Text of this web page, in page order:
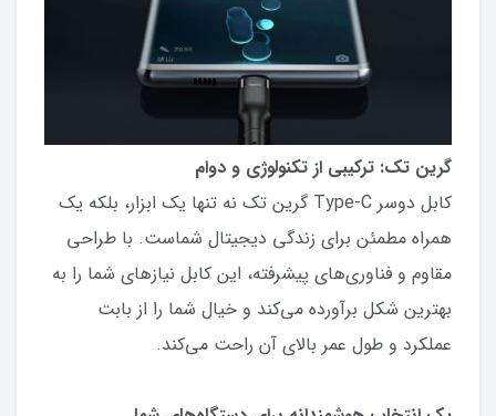
گرین تک: ترکیبی از تکنولوژی و دوام
کابل دوسر Type-C گرین تک نه تنها یک ابزار، بلکه یک
همراه مطمئن برای زندگی دیجیتال شماست. با طراحی
مقاوم و فناوری‌های پیشرفته، این کابل نیازهای شما را به
بهترین شکل برآورده می‌کند و خیال شما را از بابت
عملکرد و طول عمر بالای آن راحت می‌کند.